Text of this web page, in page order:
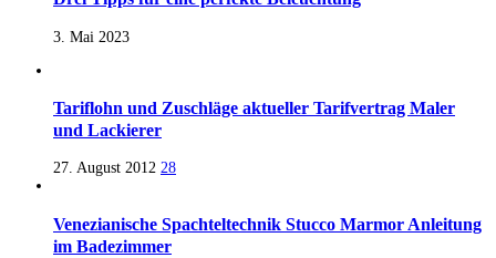
3. Mai 2023
Tariflohn und Zuschläge aktueller Tarifvertrag Maler
und Lackierer
27. August 2012 28
Venezianische Spachteltechnik Stucco Marmor Anleitung
im Badezimmer